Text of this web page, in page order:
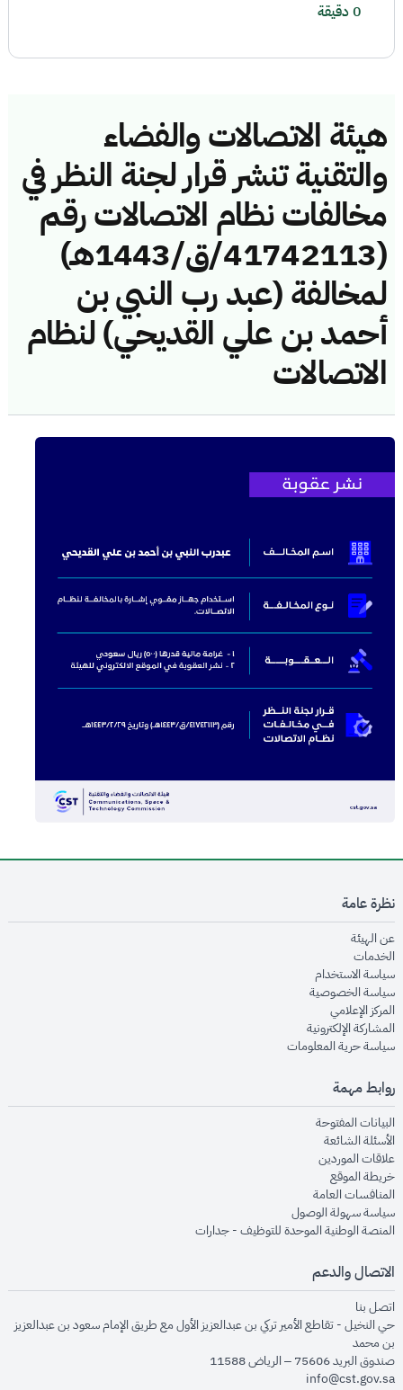
هيئة الاتصالات والفضاء
والتقنية تنشر قرار لجنة النظر في
مخالفات نظام الاتصالات رقم
(41742113/ق/1443هـ)
لمخالفة (عبد رب النبي بن
أحمد بن علي القديحي) لنظام
الاتصالات
0 دقيقة
نظرة عامة
عن الهيئةopens in new window
الخدماتopens in new window
سياسة الاستخدام
سياسة الخصوصيةopens in new window
المركز الإعلاميopens in new window
المشاركة الإلكترونيةopens in new window
سياسة حرية المعلوماتopens in new window
روابط مهمة
البيانات المفتوحةopens in new window
الأسئلة الشائعةopens in new window
علاقات الموردينopens in new window
خريطة الموقعopens in new window
المنافسات العامةopens in new window
سياسة سهولة الوصولopens in new window
المنصة الوطنية الموحدة للتوظيف - جداراتopens in new window
الاتصال والدعم
اتصل بنا
حي النخيل - تقاطع الأمير تركي بن عبدالعزيز الأول مع طريق الإمام سعود بن عبدالعزيز
بن محمد
صندوق البريد 75606 – الرياض 11588
info@cst.gov.sa